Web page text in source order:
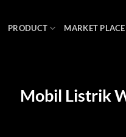
PRODUCT MARKET PLACE
Mobil Listrik